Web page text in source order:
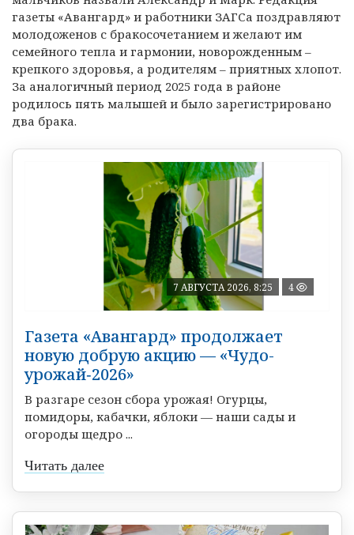
газеты «Авангард» и работники ЗАГСа поздравляют
молодоженов с бракосочетанием и желают им
семейного тепла и гармонии, новорожденным –
крепкого здоровья, а родителям – приятных хлопот.
За аналогичный период 2025 года в районе
родилось пять малышей и было зарегистрировано
два брака.
7 АВГУСТА 2026, 8:25 4
Газета «Авангард» продолжает
новую добрую акцию — «Чудо-
урожай‑2026»
В разгаре сезон сбора урожая! Огурцы,
помидоры, кабачки, яблоки — наши сады и
огороды щедро ...
Читать далее